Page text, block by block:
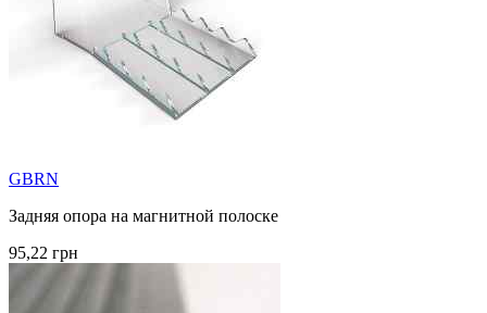
GBRN
Задняя опора на магнитной полоске
95,22 грн